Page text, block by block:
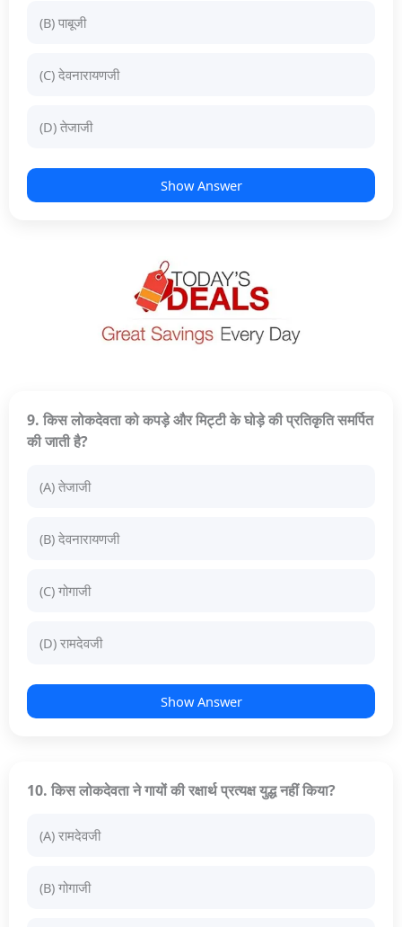
(B) पाबूजी
(C) देवनारायणजी
(D) तेजाजी
Show Answer
9. किस लोकदेवता को कपड़े और मिट्टी के घोड़े की प्रतिकृति समर्पित
की जाती है?
(A) तेजाजी
(B) देवनारायणजी
(C) गोगाजी
(D) रामदेवजी
Show Answer
10. किस लोकदेवता ने गायों की रक्षार्थ प्रत्यक्ष युद्ध नहीं किया?
(A) रामदेवजी
(B) गोगाजी